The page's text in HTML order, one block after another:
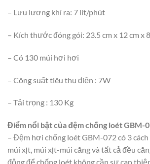
– Lưu lượng khí ra: 7 lít/phút
– Kích thước đóng gói: 23.5 cm x 12 cm x
– Có 130 múi hơi hơi
– Công suất tiêu thụ điện : 7W
– Tải trọng : 130 Kg
Điểm nổi bật của đệm chống loét GBM-
– Đệm hơi chống loét GBM-072 có 3
múi xịt, múi xịt-múi căng và tất cả đều
động để chống loét không cần sự can